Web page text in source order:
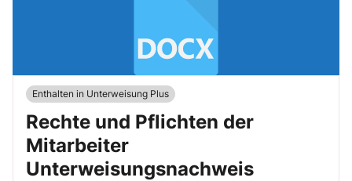
Enthalten in Unterweisung Plus
Rechte und Pflichten der
Mitarbeiter
Unterweisungsnachweis